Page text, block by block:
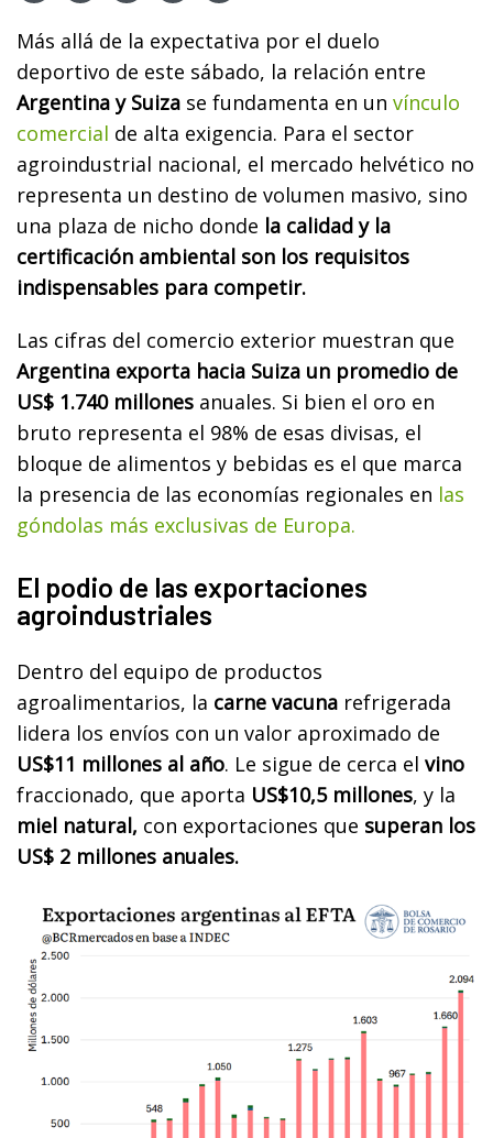
Más allá de la expectativa por el duelo
deportivo de este sábado, la relación entre
Argentina y Suiza se fundamenta en un vínculo
comercial de alta exigencia. Para el sector
agroindustrial nacional, el mercado helvético no
representa un destino de volumen masivo, sino
una plaza de nicho donde la calidad y la
certificación ambiental son los requisitos
indispensables para competir.
Las cifras del comercio exterior muestran que
Argentina exporta hacia Suiza un promedio de
US$ 1.740 millones anuales. Si bien el oro en
bruto representa el 98% de esas divisas, el
bloque de alimentos y bebidas es el que marca
la presencia de las economías regionales en las
góndolas más exclusivas de Europa.
El podio de las exportaciones
agroindustriales
Dentro del equipo de productos
agroalimentarios, la carne vacuna refrigerada
lidera los envíos con un valor aproximado de
US$11 millones al año. Le sigue de cerca el vino
fraccionado, que aporta US$10,5 millones, y la
miel natural, con exportaciones que superan los
US$ 2 millones anuales.